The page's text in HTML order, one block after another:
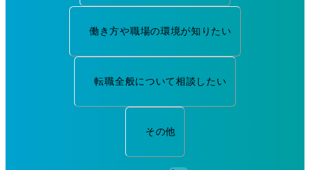
働き方や職場の環境が知りたい
転職全般について相談したい
その他